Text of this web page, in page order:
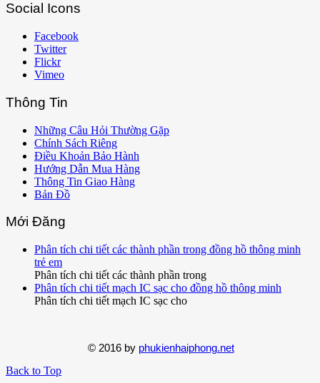
Social Icons
Facebook
Twitter
Flickr
Vimeo
Thông Tin
Những Câu Hỏi Thường Gặp
Chính Sách Riêng
Điều Khoản Bảo Hành
Hướng Dẫn Mua Hàng
Thông Tin Giao Hàng
Bản Đồ
Mới Đăng
Phân tích chi tiết các thành phần trong đồng hồ thông minh
trẻ em
Phân tích chi tiết các thành phần trong
Phân tích chi tiết mạch IC sạc cho đồng hồ thông minh
Phân tích chi tiết mạch IC sạc cho
© 2016 by phukienhaiphong.net
Back to Top